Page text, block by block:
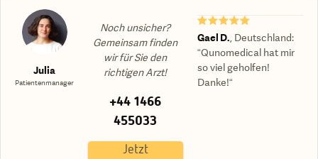
Julia
Patientenmanager
Noch unsicher?
Gemeinsam finden
wir für Sie den
richtigen Arzt!
+44 1466
455033
Jetzt
★★★★★
Gael D. Deutschland:
“Qunomedical hat mir
so viel geholfen!
Danke!“